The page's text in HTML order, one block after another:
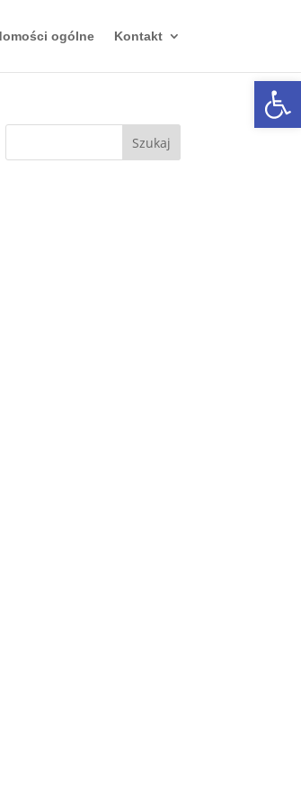
ogólne Kontakt
Szukaj: